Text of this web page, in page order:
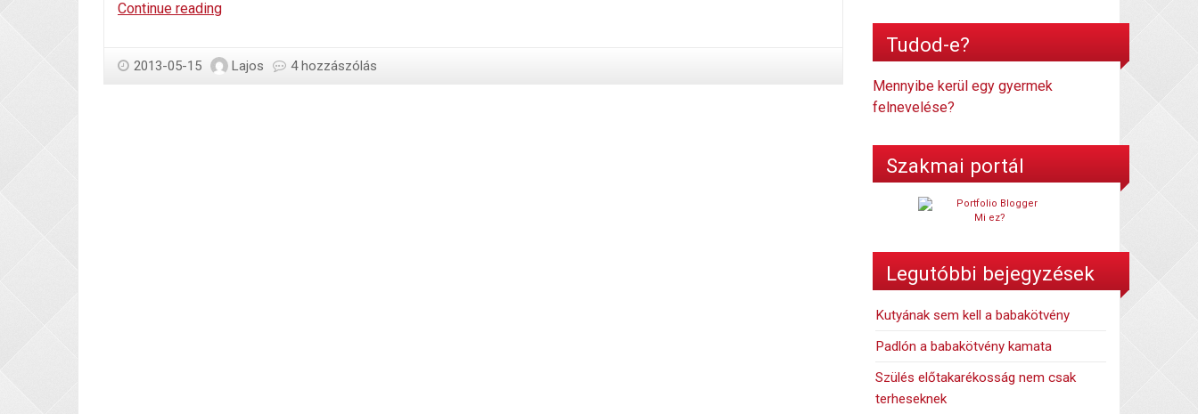
Continue readingJó-
megtakarításnak
2013-05-15 Lajos 4 hozzászólás
Tudod-e?
Mennyibe kerül egy gyermek
felnevelése?
Szakmai portál
Mi ez?
Legutóbbi bejegyzések
Kutyának sem kell a babakötvény
Padlón a babakötvény kamata
Szülés előtakarékosság nem csak
terheseknek